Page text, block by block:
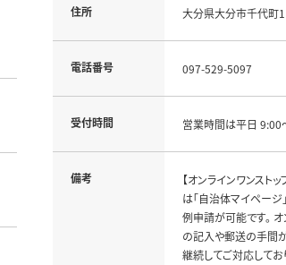
住所 大分県大分市千代町
電話番号 097-529-5097
受付時間 営業時間は平日 9:00～
備考
【オンラインワンスト
は「自治体マイページ
例申請が可能です。
の記入や郵送の手間
継続してご対応してお